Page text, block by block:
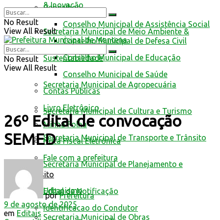
Conselhos
Conselho Municipal de Assistência Social
Conselho Municipal de Defesa Civil
Conselho Municipal de Educação
Conselho Municipal de Saúde
Contas Públicas
Livro Eletrônico
Minha Folha
Nota Fiscal Eletrônica
Fale com a prefeitura
Trânsito
Edital de Notificação
Identificacao do Condutor
& Inovação
Secretaria Municipal de Meio Ambiente &
Sustentabilidade
Secretaria Municipal de Agropecuária
Secretaria Municipal de Cultura e Turismo
Secretaria Municipal de Transporte e Trânsito
Secretaria Municipal de Planejamento e
Urbanismo
Secretaria Municipal de Obras
No Result
View All Result
No Result
View All Result
26º Edital de convocação
SEMED
por Prefeitura
9 de agosto de 2025
em Editais